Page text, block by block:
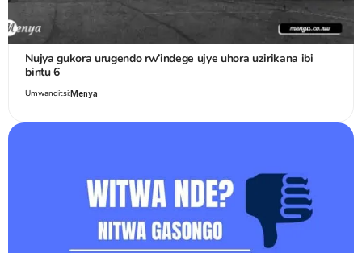
Nujya gukora urugendo rw’indege ujye uhora uzirikana ibi
bintu 6
Umwanditsi:Menya